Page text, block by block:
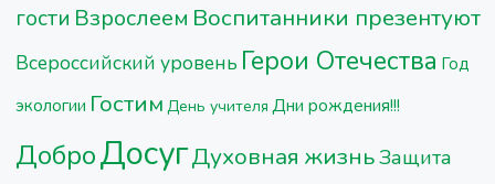
гости Взрослеем Воспитанники презентуют
Всероссийский уровень Герои Отечества Год
экологии Гостим День учителя Дни рождения!!!
ДоброДосугДуховная жизньЗащита